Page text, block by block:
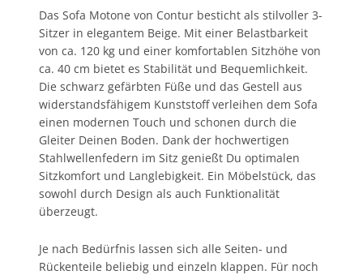
Das Sofa Motone von Contur besticht als stilvoller 3-
Sitzer in elegantem Beige. Mit einer Belastbarkeit
von ca. 120 kg und einer komfortablen Sitzhöhe von
ca. 40 cm bietet es Stabilität und Bequemlichkeit.
Die schwarz gefärbten Füße und das Gestell aus
widerstandsfähigem Kunststoff verleihen dem Sofa
einen modernen Touch und schonen durch die
Gleiter Deinen Boden. Dank der hochwertigen
Stahlwellenfedern im Sitz genießt Du optimalen
Sitzkomfort und Langlebigkeit. Ein Möbelstück, das
sowohl durch Design als auch Funktionalität
überzeugt.
Je nach Bedürfnis lassen sich alle Seiten- und
Rückenteile beliebig und einzeln klappen. Für noch